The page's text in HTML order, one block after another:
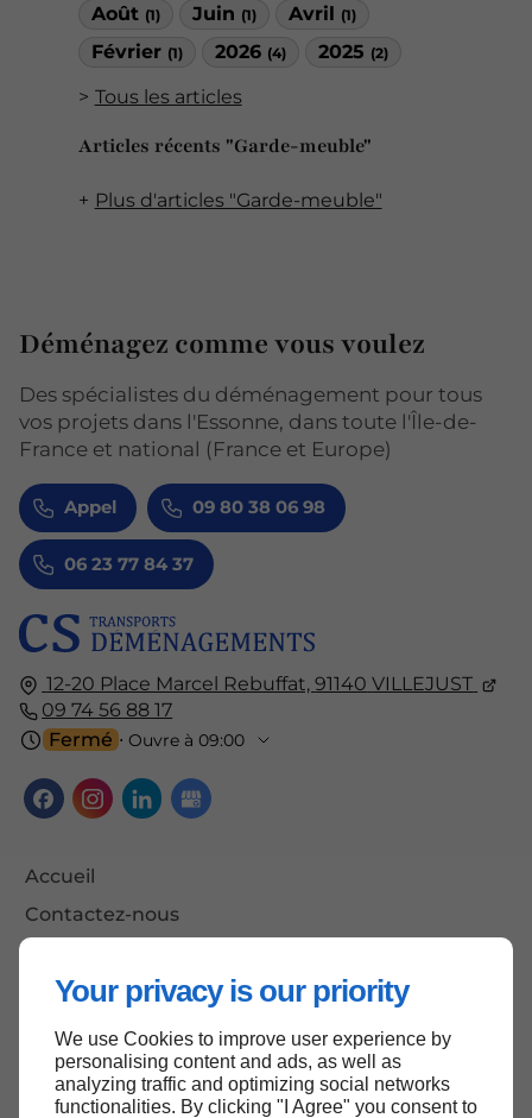
Your privacy is our priority
We use Cookies to improve user experience by
personalising content and ads, as well as
analyzing traffic and optimizing social networks
functionalities. By clicking "I Agree" you consent to
Août (1) Juin (1) Avril (1)
Février (1) 2026 (4) 2025 (2)
Tous les articles
Articles récents "Garde-meuble"
Plus d'articles "Garde-meuble"
12-20 Place Marcel Rebuffat,91140 VILLEJUST
09 74 56 88 17
Fermé ⋅ Ouvre à 09:00
Accueil
Contactez-nous
Plan du site
Déménagez comme vous voulez
Des spécialistes du déménagement pour tous
vos projets dans l'Essonne, dans toute l'Île-de-
France et national (France et Europe)
Appel 09 80 38 06 98
06 23 77 84 37
Haut de page